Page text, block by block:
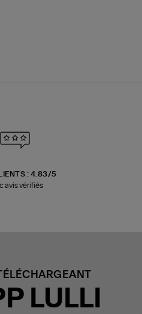
: 4.83/5
avis vérifiés
LULLI